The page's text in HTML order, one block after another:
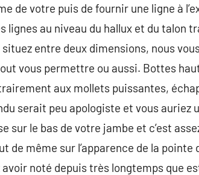
de votre puis de fournir une ligne à
au niveau du hallux et du talon
entre deux dimensions, nous
vous permettre ou aussi. Bottes
aux mollets puissantes,
serait peu apologiste et vous auriez
sur le bas de votre jambe et c’est
de même sur l’apparence de la
noté depuis très longtemps que